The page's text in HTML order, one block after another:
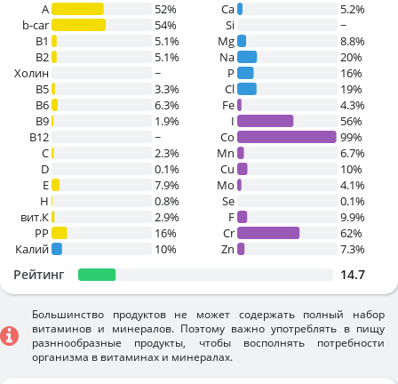
A
52%
b-car
54%
В1
5.1%
B2
5.1%
Холин
~
B5
3.3%
B6
6.3%
B9
1.9%
B12
~
C
2.3%
D
0.1%
E
7.9%
H
0.8%
вит.К
2.9%
PP
16%
Калий
10%
Ca
5.2%
Si
~
Mg
8.8%
Na
20%
P
16%
Cl
19%
Fe
4.3%
I
56%
Co
99%
Mn
6.7%
Cu
10%
Mo
4.1%
Se
0.1%
F
9.9%
Cr
62%
Zn
7.3%
Рейтинг 14.7
Большинство продуктов не может содержать полный набор
витаминов и минералов. Поэтому важно употреблять в пищу
разннообразные продукты, чтобы восполнять потребности
организма в витаминах и минералах.